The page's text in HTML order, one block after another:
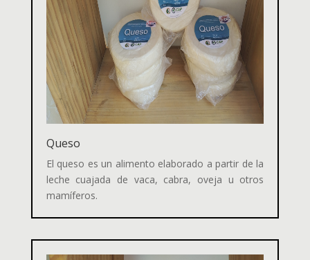
Queso
El queso es un alimento elaborado a partir de la
leche cuajada de vaca, cabra, oveja u otros
mamíferos.